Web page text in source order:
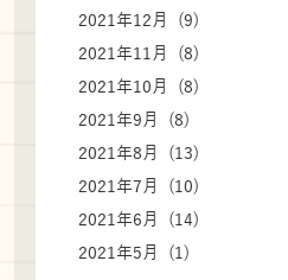
2021年12月 (9)
2021年11月 (8)
2021年10月 (8)
2021年9月 (8)
2021年8月 (13)
2021年7月 (10)
2021年6月 (14)
2021年5月 (1)